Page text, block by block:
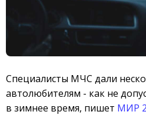
Специалисты МЧС дали
автолюбителям - как не
в зимнее время, пишет МИР